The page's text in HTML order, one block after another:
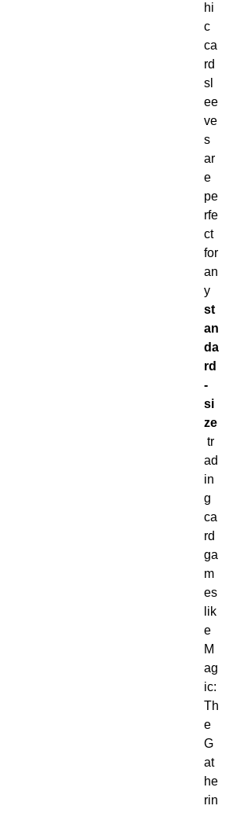
hi
c
ca
rd
sl
ee
ve
s
ar
e
pe
rfe
ct
for
an
y
st
an
da
rd
-
si
ze
tr
ad
in
g
ca
rd
ga
m
es
lik
e
M
ag
ic:
Th
e
G
at
he
rin